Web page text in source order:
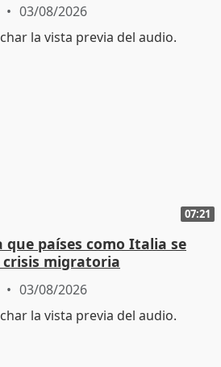
03/08/2026
07:21
que países como Italia se
crisis migratoria
03/08/2026